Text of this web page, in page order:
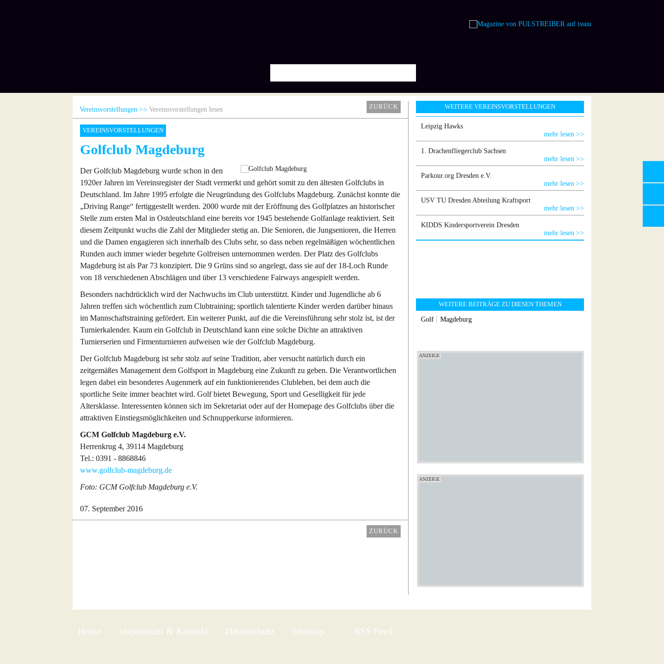
ZURÜCK
Vereinsvorstellungen Vereinsvorstellungen lesen
VEREINSVORSTELLUNGEN
Golfclub Magdeburg
Der Golfclub Magdeburg wurde schon in den
1920er Jahren im Vereinsregister der Stadt vermerkt und gehört somit zu den ältesten Golfclubs in
Deutschland. Im Jahre 1995 erfolgte die Neugründung des Golfclubs Magdeburg. Zunächst konnte die
„Driving Range“ fertiggestellt werden. 2000 wurde mit der Eröffnung des Golfplatzes an historischer
Stelle zum ersten Mal in Ostdeutschland eine bereits vor 1945 bestehende Golfanlage reaktiviert. Seit
diesem Zeitpunkt wuchs die Zahl der Mitglieder stetig an. Die Senioren, die Jungsenioren, die Herren
und die Damen engagieren sich innerhalb des Clubs sehr, so dass neben regelmäßigen wöchentlichen
Runden auch immer wieder begehrte Golfreisen unternommen werden. Der Platz des Golfclubs
Magdeburg ist als Par 73 konzipiert. Die 9 Grüns sind so angelegt, dass sie auf der 18-Loch Runde
von 18 verschiedenen Abschlägen und über 13 verschiedene Fairways angespielt werden.
Besonders nachdrücklich wird der Nachwuchs im Club unterstützt. Kinder und Jugendliche ab 6
Jahren treffen sich wöchentlich zum Clubtraining; sportlich talentierte Kinder werden darüber hinaus
im Mannschaftstraining gefördert. Ein weiterer Punkt, auf die die Vereinsführung sehr stolz ist, ist der
Turnierkalender. Kaum ein Golfclub in Deutschland kann eine solche Dichte an attraktiven
Turnierserien und Firmenturnieren aufweisen wie der Golfclub Magdeburg.
Der Golfclub Magdeburg ist sehr stolz auf seine Tradition, aber versucht natürlich durch ein
zeitgemäßes Management dem Golfsport in Magdeburg eine Zukunft zu geben. Die Verantwortlichen
legen dabei ein besonderes Augenmerk auf ein funktionierendes Clubleben, bei dem auch die
sportliche Seite immer beachtet wird. Golf bietet Bewegung, Sport und Geselligkeit für jede
Altersklasse. Interessenten können sich im Sekretariat oder auf der Homepage des Golfclubs über die
attraktiven Einstiegsmöglichkeiten und Schnupperkurse informieren.
GCM Golfclub Magdeburg e.V.
Herrenkrug 4, 39114 Magdeburg
Tel.: 0391 - 8868846
www.golfclub-magdeburg.de
Foto: GCM Golfclub Magdeburg e.V.
07. September 2016
WEITERE BEITRÄGE ZU DIESEN THEMEN
Golf Magdeburg
ZURÜCK
WEITERE VEREINSVORSTELLUNGEN
Leipzig Hawks
mehr lesen >>
1. Drachenfliegerclub Sachsen
mehr lesen >>
Parkour.org Dresden e.V.
mehr lesen >>
USV TU Dresden Abteilung Kraftsport
mehr lesen >>
KIDDS Kindersportverein Dresden
mehr lesen >>
Home Impressum & Kontakt Datenschutz Sitemap RSS Feed